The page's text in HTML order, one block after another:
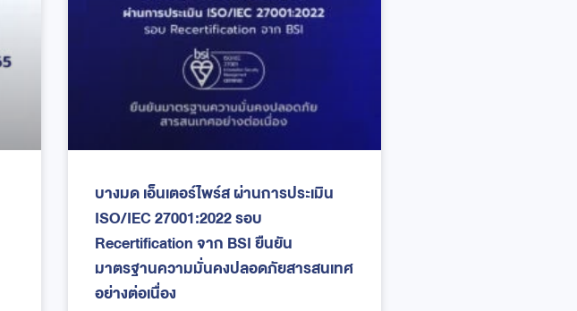
บางมด เอ็นเตอร์ไพร์ส ผ่านการประเมิน
ISO/IEC 27001:2022 รอบ
Recertification จาก BSI ยืนยัน
มาตรฐานความมั่นคงปลอดภัยสารสนเทศ
อย่างต่อเนื่อง